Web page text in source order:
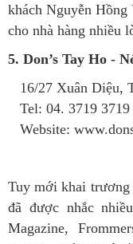
khách Nguyễn
cho nhà hàng nhiều
5. Don’s Tay Ho -
16/27 Xuân Diệu,
Tel: 04. 3719 3719
Website:
Tuy mới khai trương
đã được nhắc
Magazine,